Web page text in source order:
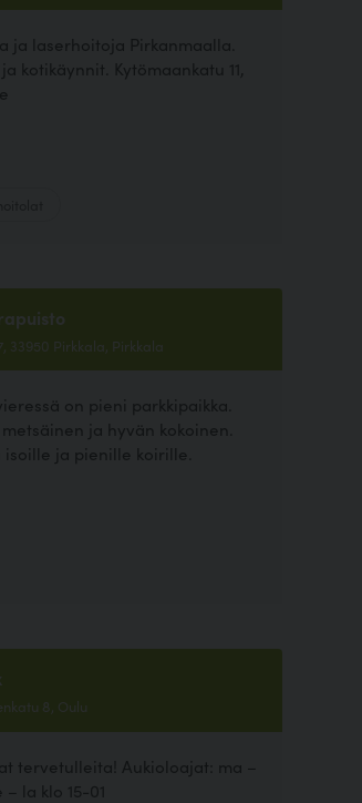
ja laserhoitoja Pirkanmaalla.
kotikäynnit. Kytömaankatu 11,
33950 Pirkkala, Pirkkala
on pieni parkkipaikka.
ja hyvän kokoinen.
ja pienille koirille.
8, Oulu
tervetulleita! Aukioloajat: ma –
la klo 15-01